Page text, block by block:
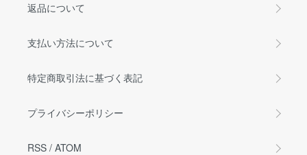
返品について
支払い方法について
特定商取引法に基づく表記
プライバシーポリシー
RSS / ATOM